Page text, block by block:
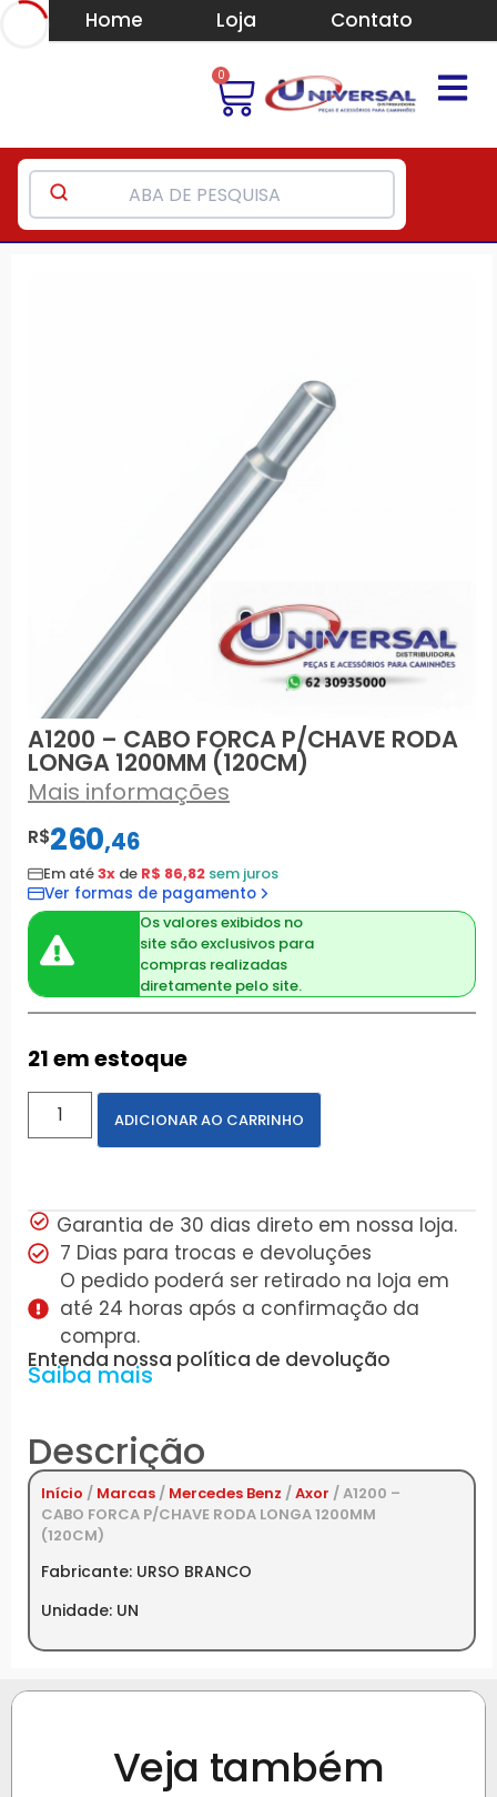
Home Loja Contato
0
A1200 – CABO FORCA P/CHAVE RODA
LONGA 1200MM (120CM)
Mais informações
R$260,46
Em até3x de R$ 86,82 sem juros
Ver formas de pagamento
Os valores exibidos no
site são exclusivos para
compras realizadas
diretamente pelo site.
21 em estoque
ADICIONAR AO CARRINHO
Garantia de 30 dias direto em nossa loja.
7 Dias para trocas e devoluções
O pedido poderá ser retirado na loja em
até 24 horas após a confirmação da
compra.
Entenda nossa política de devolução
Saiba mais
Descrição
Início / Marcas / Mercedes Benz /Axor / A1200 –
CABO FORCA P/CHAVE RODA LONGA 1200MM
(120CM)
Fabricante: URSO BRANCO
Unidade: UN
Veja também